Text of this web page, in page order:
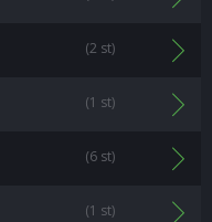
(2 st)
(1 st)
(6 st)
(1 st)